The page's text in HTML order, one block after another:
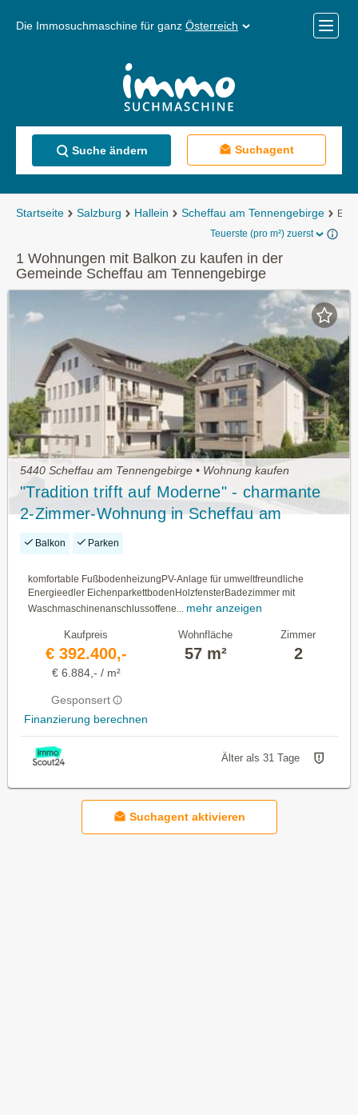
Die Immosuchmaschine für ganz Österreich
Menü
Suche ändern Suchagent
Startseite Salzburg Hallein Scheffau am Tennengebirge
Teuerste (pro m²) zuerst
1 Wohnungen mit Balkon zu kaufen in der
Gemeinde Scheffau am Tennengebirge
5440 Scheffau am Tennengebirge • Wohnung kaufen
"Tradition trifft auf Moderne" - charmante
2-Zimmer-Wohnung in Scheffau am
Tennengebirge - PROVISIONSFREI FÜR
Balkon Parken
komfortable FußbodenheizungPV-Anlage für umweltfreundliche
Energieedler EichenparkettbodenHolzfensterBadezimmer mit
Waschmaschinenanschlussoffene...
mehr anzeigen
Kaufpreis
€ 392.400,-
€ 6.884,- / m²
Gesponsert
Finanzierung berechnen
Wohnfläche
57 m²
Zimmer
2
Älter als 31 Tage
Suchagent aktivieren